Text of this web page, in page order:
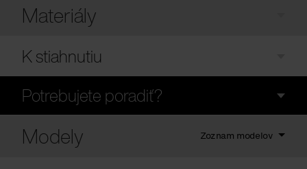
Materiály
K stiahnutiu
Potrebujete poradiť?
Modely Zoznam modelov